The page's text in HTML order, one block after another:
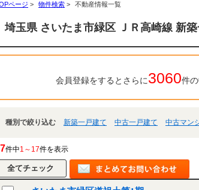
ページ > 物件検索 > 不動産情報一覧
埼玉県 さいたま市緑区 ＪＲ高崎線 新
会員登録をするとさらに3060件
種別で絞り込む 新築一戸建て 中古一戸建て 中古マン
件中1～17件を表示